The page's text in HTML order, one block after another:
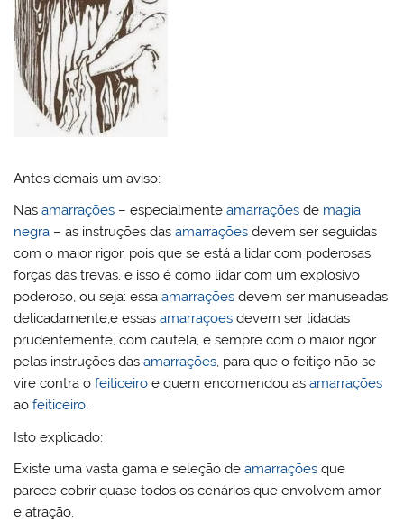
Antes demais um aviso:
Nasamarrações – especialmenteamarrações de magia
negra – as instruções dasamarrações devem ser seguidas
com o maior rigor, pois que se está a lidar com poderosas
forças das trevas, e isso é como lidar com um explosivo
poderoso, ou seja: essaamarrações devem ser manuseadas
delicadamente,e essasamarraçoes devem ser lidadas
prudentemente, com cautela, e sempre com o maior rigor
pelas instruções dasamarrações, para que o feitiço não se
vire contra ofeiticeiro e quem encomendou asamarrações
aofeiticeiro.
Isto explicado:
Existe uma vasta gama e seleção deamarrações que
parece cobrir quase todos os cenários que envolvem amor
e atração.